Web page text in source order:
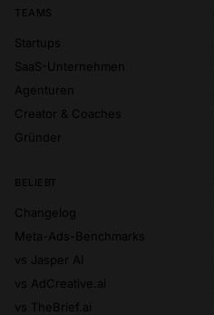
TEAMS
Startups
SaaS-Unternehmen
Agenturen
Creator & Coaches
Gründer
BELIEBT
Changelog
Meta-Ads-Benchmarks
vs Jasper AI
vs AdCreative.ai
vs TheBrief.ai